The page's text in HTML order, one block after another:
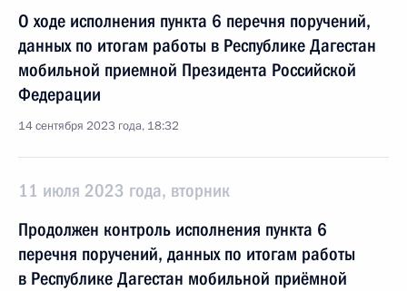
О ходе исполнения пункта 6 перечня поручений,
данных по итогам работы в Республике Дагестан
мобильной приемной Президента Российской
Федерации
14 сентября 2023 года, 18:32
11 июля 2023 года, вторник
Продолжен контроль исполнения пункта 6
перечня поручений, данных по итогам работы
в Республике Дагестан мобильной приёмной